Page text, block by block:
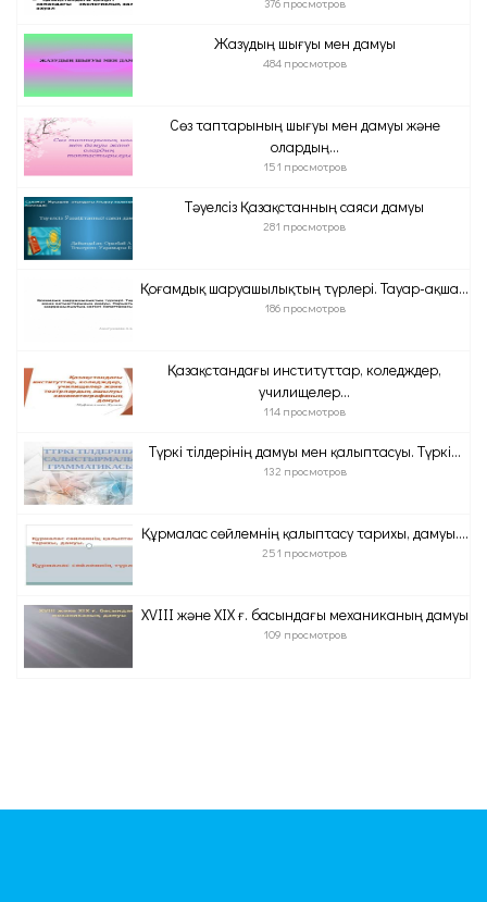
Жазудың шығуы мен дамуы
484 просмотров
Сөз таптарының шығуы мен дамуы және
олардың...
151 просмотров
Тәуелсіз Қазақстанның саяси дамуы
281 просмотров
Қоғамдық шаруашылықтың түрлері. Тауар-ақша...
186 просмотров
Қазақстандағы институттар, коледждер,
училищелер...
114 просмотров
Түркі тілдерінің дамуы мен қалыптасуы. Түркі...
132 просмотров
Құрмалас сөйлемнің қалыптасу тарихы, дамуы....
251 просмотров
XVIII және XIX ғ. басындағы механиканың дамуы
109 просмотров